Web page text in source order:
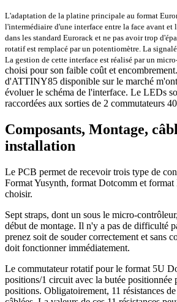
L'adaptation de la platine principale au format
l'intermédiaire d'une interface entre la face avant et
dans les standard Eurorack et ne pas avoir trop
rotatif est remplacé par un potentiomètre. La
La gestion de cette interface est réalisé par un
choisi pour son faible coût et
d'ATTINY85 disponible sur le marché
évoluer le schéma de l'interface. Le LEDs
raccordées aux sorties de 2 commutateurs
Composants, Montage,
installation
Le PCB permet de recevoir trois type de
Format Yusynth, format Dotcomm et
choisir.
Sept straps, dont un sous le micro-
début de montage. Il n'y a pas de difficulté
prenez soit de souder correctement et sans
doit fonctionner immédiatement.
Le commutateur rotatif pour le format 5U
positions/1 circuit avec la butée positionnée
positions. Obligatoirement, 11 résistances